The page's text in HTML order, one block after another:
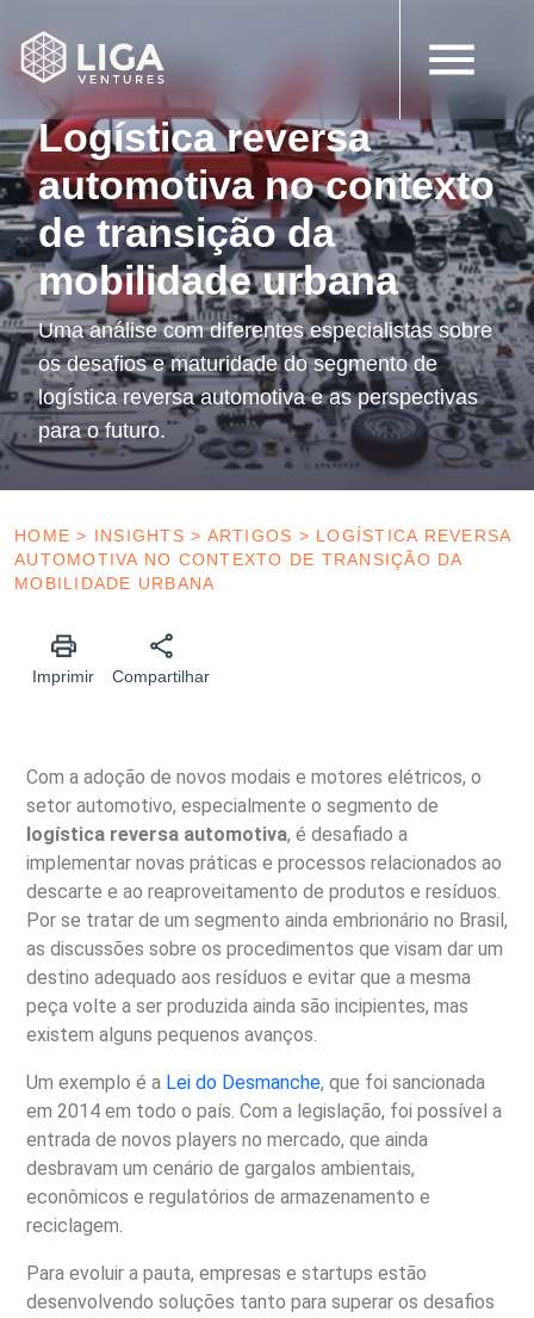
7 de maio de 2021
Artigos
Logística reversa
automotiva no contexto
de transição da
mobilidade urbana
Uma análise com diferentes especialistas sobre
os desafios e maturidade do segmento de
logística reversa automotiva e as perspectivas
para o futuro.
HOME > INSIGHTS > ARTIGOS > LOGÍSTICA REVERSA
AUTOMOTIVA NO CONTEXTO DE TRANSIÇÃO DA
MOBILIDADE URBANA
Imprimir Compartilhar
Com a adoção de novos modais e motores elétricos, o
setor automotivo, especialmente o segmento de
logística reversa automotiva, é desafiado a
implementar novas práticas e processos relacionados ao
descarte e ao reaproveitamento de produtos e resíduos.
Por se tratar de um segmento ainda embrionário no Brasil,
as discussões sobre os procedimentos que visam dar um
destino adequado aos resíduos e evitar que a mesma
peça volte a ser produzida ainda são incipientes, mas
existem alguns pequenos avanços.
Um exemplo é a Lei do Desmanche, que foi sancionada
em 2014 em todo o país. Com a legislação, foi possível a
entrada de novos players no mercado, que ainda
desbravam um cenário de gargalos ambientais,
econômicos e regulatórios de armazenamento e
reciclagem.
Para evoluir a pauta, empresas e startups estão
desenvolvendo soluções tanto para superar os desafios